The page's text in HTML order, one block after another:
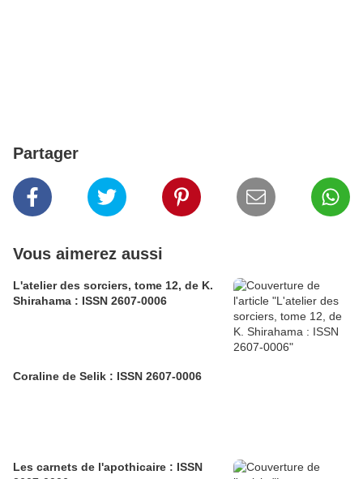
Partager
Vous aimerez aussi
L'atelier des sorciers, tome 12, de K.
Shirahama : ISSN 2607-0006
Coraline de Selik : ISSN 2607-0006
Les carnets de l'apothicaire : ISSN